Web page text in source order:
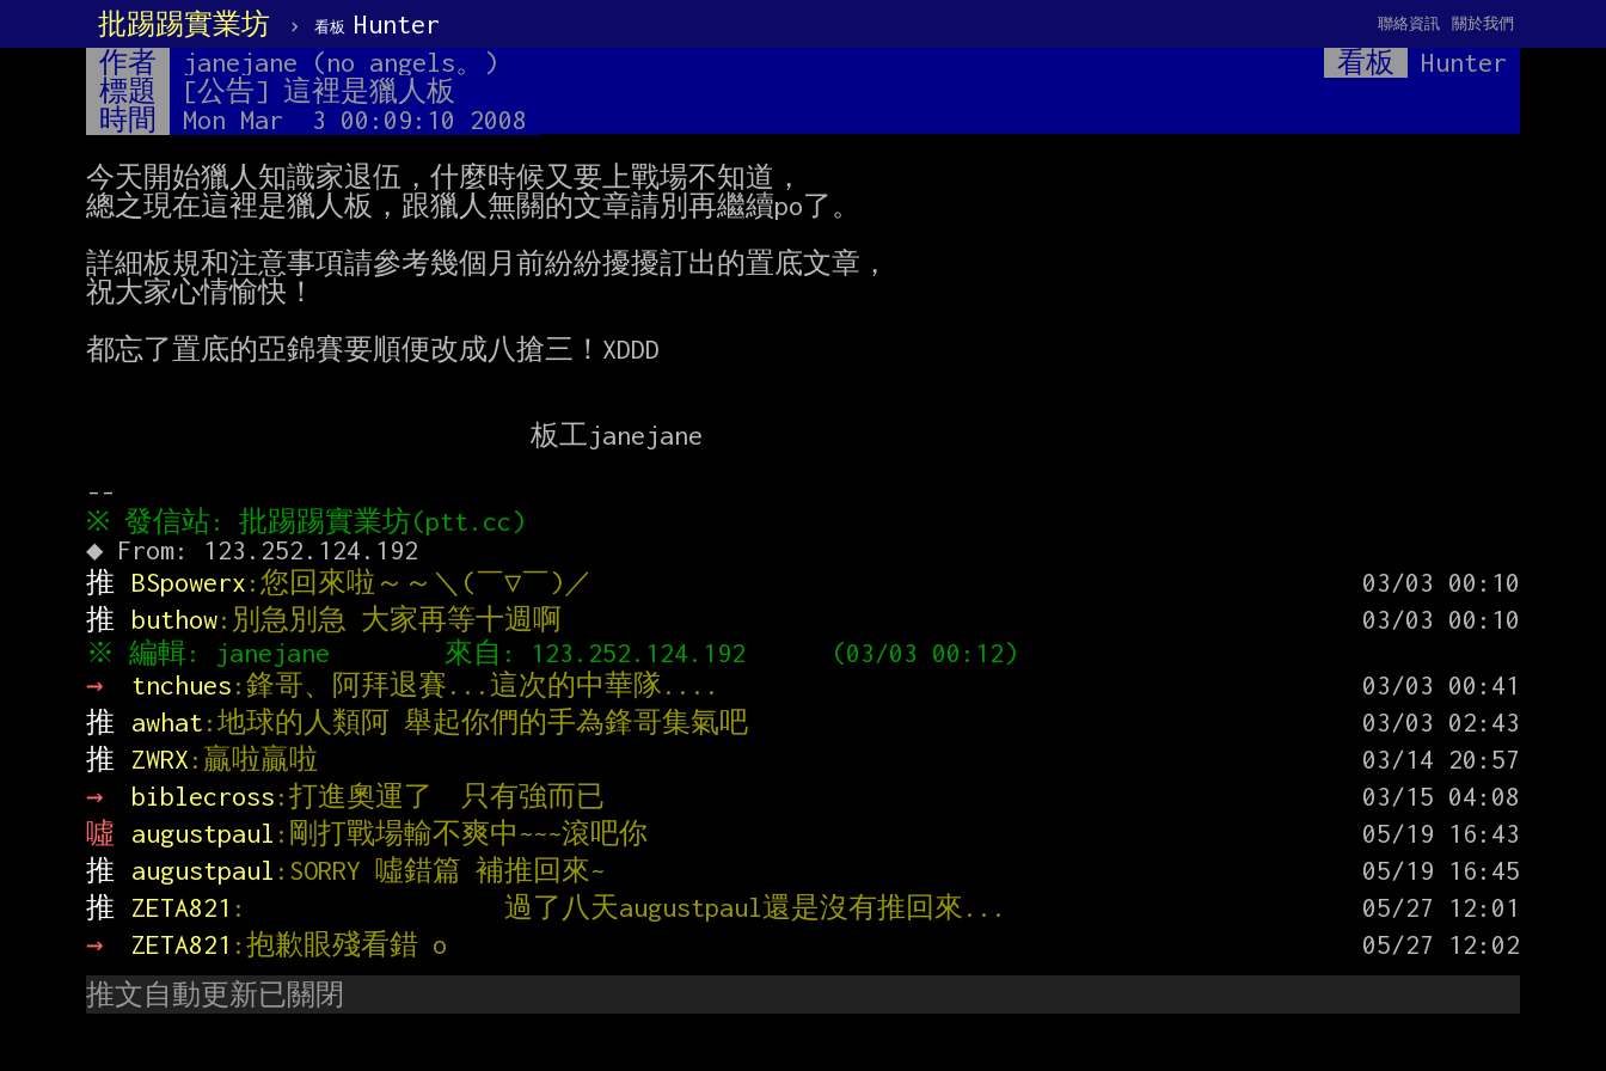
批踢踢實業坊 › 看板 Hunter 關於我們
聯絡資訊
作者 janejane (no angels。) 看板
Hunter
標題
[公告] 這裡是獵人板
時間
Mon Mar  3 00:09:10 2008
今天開始獵人知識家退伍，什麼時候又要上戰場不知道，
總之現在這裡是獵人板，跟獵人無關的文章請別再繼續po了。
詳細板規和注意事項請參考幾個月前紛紛擾擾訂出的置底文章，
祝大家心情愉快！
都忘了置底的亞錦賽要順便改成八搶三！XDDD
推
BSpowerx:您回來啦～～＼(￣▽￣)／
推
buthow:別急別急 大家再等十週啊
→
tnchues:鋒哥、阿拜退賽...這次的中華隊....
推
awhat:地球的人類阿 舉起你們的手為鋒哥集氣吧
推
ZWRX:贏啦贏啦
→
biblecross:打進奧運了  只有強而已
噓
augustpaul :剛打戰場輸不爽中~~~滾吧你
推
augustpaul :SORRY 噓錯篇 補推回來~
推
ZETA821 :                  過了八天augustpaul還是沒有推回來...
→
ZETA821 :抱歉眼殘看錯 o
推文自動更新已關閉